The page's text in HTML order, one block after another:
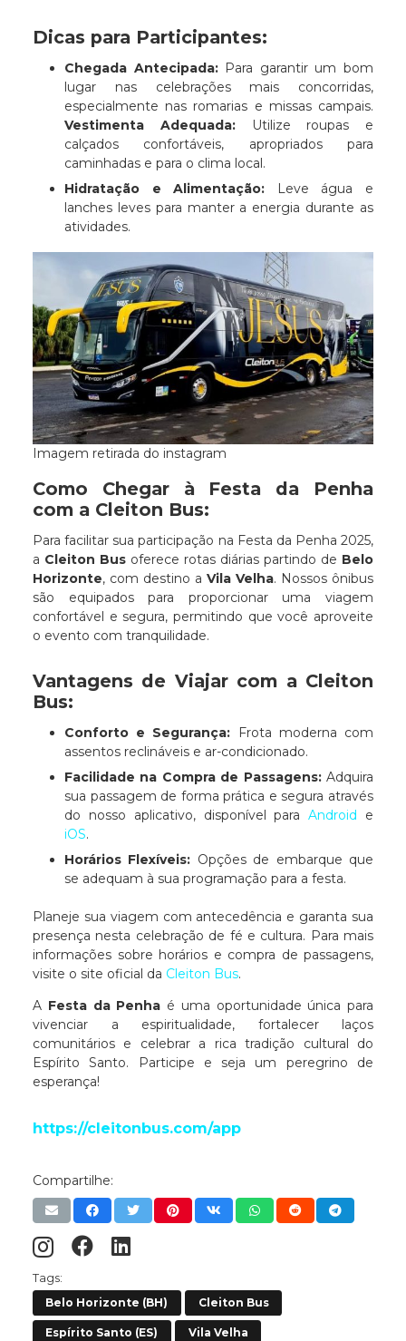
Dicas para Participantes:
Chegada Antecipada:Para garantir um bom
lugar nas celebrações mais concorridas,
especialmente nas romarias e missas campais.​
Vestimenta Adequada:Utilize roupas e
calçados confortáveis, apropriados para
caminhadas e para o clima local.​
Hidratação e Alimentação: Leve água e
lanches leves para manter a energia durante as
atividades.​
Imagem retirada do instagram
Como Chegar à Festa da Penha
com a Cleiton Bus:
Para facilitar sua participação na Festa da Penha 2025,
a Cleiton Bus oferece rotas diárias partindo de Belo
Horizonte, com destino a Vila Velha. Nossos ônibus
são equipados para proporcionar uma viagem
confortável e segura, permitindo que você aproveite
o evento com tranquilidade.​
Vantagens de Viajar com a Cleiton
Bus:
Conforto e Segurança: Frota moderna com
assentos reclináveis e ar-condicionado.​
Facilidade na Compra de Passagens:Adquira
sua passagem de forma prática e segura através
do nosso aplicativo, disponível para Android e
iOS.​
Horários Flexíveis: Opções de embarque que
se adequam à sua programação para a festa.​
Planeje sua viagem com antecedência e garanta sua
presença nesta celebração de fé e cultura. Para mais
informações sobre horários e compra de passagens,
visite o site oficial da Cleiton Bus.​
A Festa da Penha é uma oportunidade única para
vivenciar a espiritualidade, fortalecer laços
comunitários e celebrar a rica tradição cultural do
Espírito Santo. Participe e seja um peregrino de
esperança!​
https://cleitonbus.com/app
Compartilhe:
Tags:
Belo Horizonte (BH)
Cleiton Bus
Espírito Santo (ES) Vila Velha